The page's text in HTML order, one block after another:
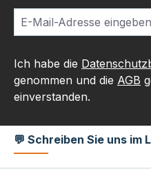
Ich habe die
genommen und die AGB
einverstanden.
💬 Schreiben Sie uns im